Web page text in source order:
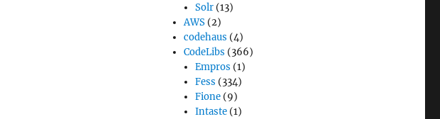
Solr (13)
AWS (2)
codehaus (4)
CodeLibs (366)
Empros (1)
Fess (334)
Fione (9)
Intaste (1)